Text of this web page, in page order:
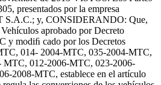
presentados por la empresa
S.A.C.; y, CONSIDERANDO: Que,
aprobado por Decreto
y modiﬁ cado por los Decretos
014- 2004-MTC, 035-2004-MTC,
MTC, 012-2006-MTC, 023-2006-
2008-MTC, establece en el artículo